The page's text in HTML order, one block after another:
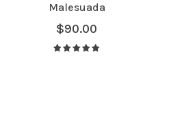
Malesuada
$90.00